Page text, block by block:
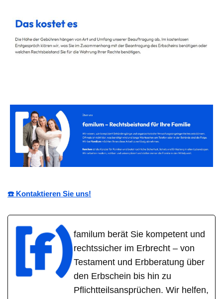
☎️ Kontaktieren Sie uns!
familum berät Sie kompetent und
rechtssicher im Erbrecht – von
Testament und Erbberatung über
den Erbschein bis hin zu
Pflichtteilsansprüchen. Wir helfen,